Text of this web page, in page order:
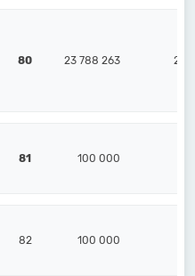
80 23 788 263 21
81 100 000
82 100 000